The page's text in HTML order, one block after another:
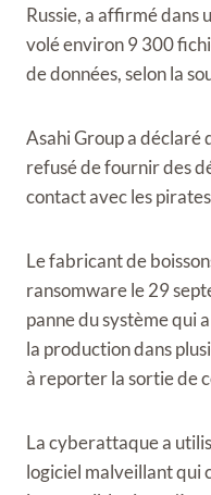
Russie, a affirmé dans
volé environ 9 300
de données, selon la
Asahi Group a déclaré
refusé de fournir des
contact avec les
Le fabricant de
ransomware le 29
panne du système qui
la production dans
à reporter la sortie de
La cyberattaque a
logiciel malveillant qui